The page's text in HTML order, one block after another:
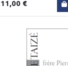
11,00 €